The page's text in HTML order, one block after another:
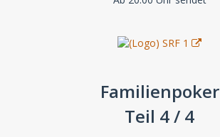
Familienpoker
Teil 4 / 4